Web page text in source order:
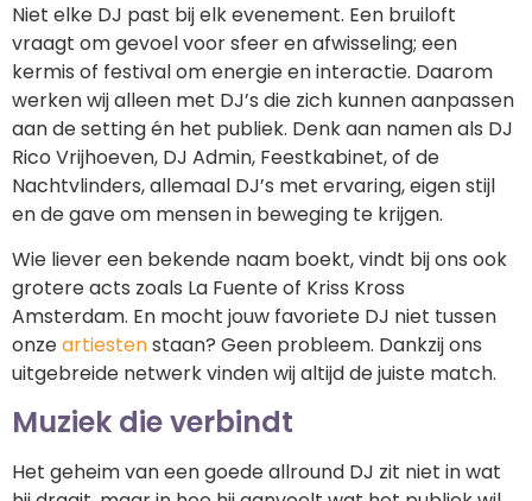
Niet elke DJ past bij elk evenement. Een bruiloft
vraagt om gevoel voor sfeer en afwisseling; een
kermis of festival om energie en interactie. Daarom
werken wij alleen met DJ’s die zich kunnen aanpassen
aan de setting én het publiek. Denk aan namen als DJ
Rico Vrijhoeven, DJ Admin, Feestkabinet, of de
Nachtvlinders, allemaal DJ’s met ervaring, eigen stijl
en de gave om mensen in beweging te krijgen.
Wie liever een bekende naam boekt, vindt bij ons ook
grotere acts zoals La Fuente of Kriss Kross
Amsterdam. En mocht jouw favoriete DJ niet tussen
onzeartiestenstaan? Geen probleem. Dankzij ons
uitgebreide netwerk vinden wij altijd de juiste match.
Muziek die verbindt
Het geheim van een goede allround DJ zit niet in wat